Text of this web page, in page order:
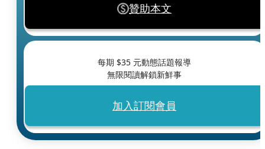
贊助本文
每期 $35 元動態話題報導
無限閱讀解鎖新鮮事
加入訂閱會員